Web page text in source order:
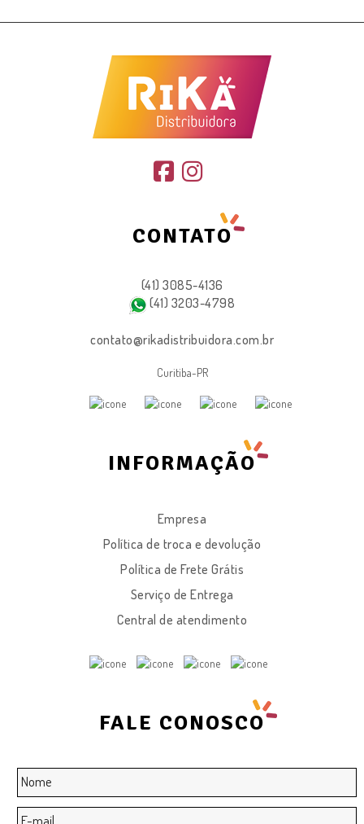
CONTATO
(41) 3085-4136
(41) 3203-4798
contato@rikadistribuidora.com.br
Curitiba-PR
INFORMAÇÃO
Empresa
Política de troca e devolução
Política de Frete Grátis
Serviço de Entrega
Central de atendimento
FALE CONOSCO
Nome *
E-